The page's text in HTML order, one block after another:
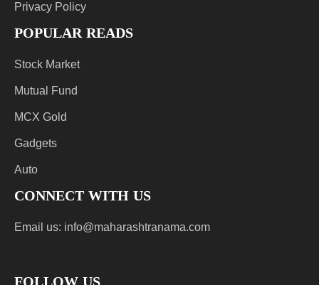
Privacy Policy
POPULAR READS
Stock Market
Mutual Fund
MCX Gold
Gadgets
Auto
CONNECT WITH US
Email us: info@maharashtranama.com